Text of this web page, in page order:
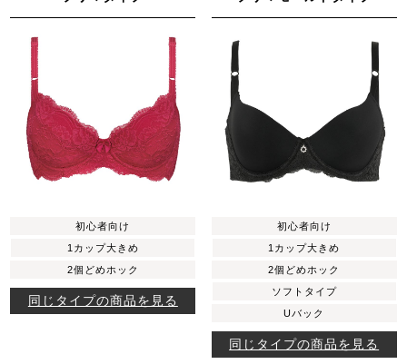
初心者向け
1カップ大きめ
2個どめホック
同じタイプの商品を見る
初心者向け
1カップ大きめ
2個どめホック
ソフトタイプ
Uバック
同じタイプの商品を見る